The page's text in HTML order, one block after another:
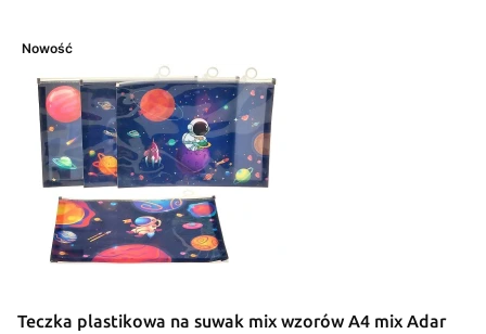
Nowość
Teczka plastikowa na suwak mix wzorów A4 mix Adar